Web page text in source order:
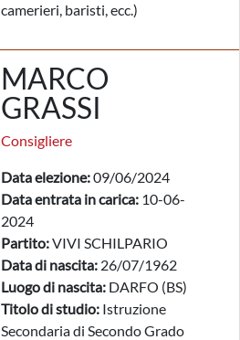
camerieri, baristi, ecc.)
MARCO
GRASSI
Consigliere
Data elezione:09/06/2024
Data entrata in carica: 10-06-
2024
Partito:VIVI SCHILPARIO
Data di nascita: 26/07/1962
Luogo di nascita: DARFO (BS)
Titolo di studio: Istruzione
Secondaria di Secondo Grado